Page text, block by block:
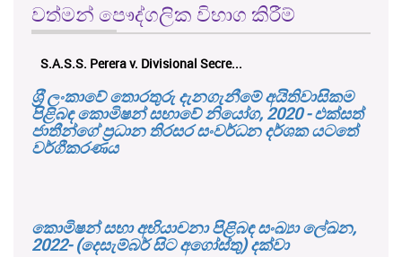
වත්මන් පෞද්ගලික විභාග කිරීම්
S.A.S.S. Perera v. Divisional Secre...
ශ‍්‍රී ලංකාවේ තොරතුරු දැනගැනීමේ අයිතිවාසිකම
පිළිබඳ කොමිෂන් සභාවේ නියෝග, 2020 - එක්සත්
ජාතීන්ගේ ප්‍රධාන තිරසර සංවර්ධන දර්ශක යටතේ
වර්ගීකරණය
කොමිෂන් සභා අභියාචනා පිළිබඳ සංඛ්‍යා ලේඛන,
2022- (දෙසැම්බර් සිට අගෝස්තු) දක්වා